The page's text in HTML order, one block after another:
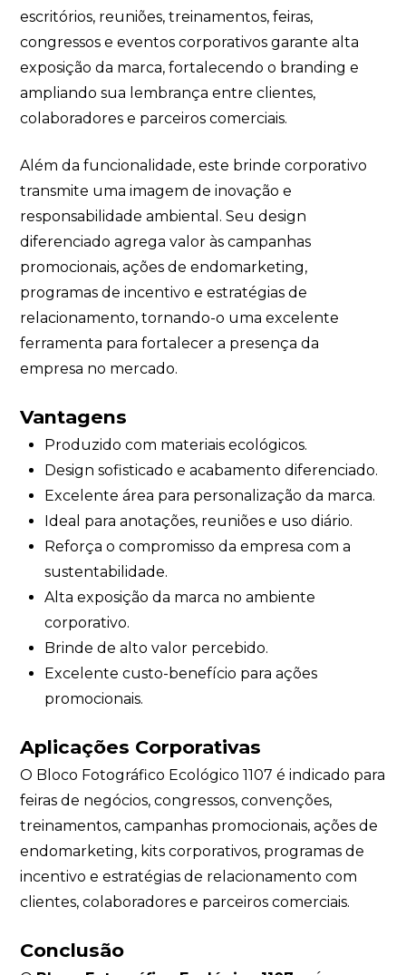
escritórios, reuniões, treinamentos, feiras,
congressos e eventos corporativos garante alta
exposição da marca, fortalecendo o branding e
ampliando sua lembrança entre clientes,
colaboradores e parceiros comerciais.
Além da funcionalidade, este brinde corporativo
transmite uma imagem de inovação e
responsabilidade ambiental. Seu design
diferenciado agrega valor às campanhas
promocionais, ações de endomarketing,
programas de incentivo e estratégias de
relacionamento, tornando-o uma excelente
ferramenta para fortalecer a presença da
empresa no mercado.
Vantagens
Produzido com materiais ecológicos.
Design sofisticado e acabamento diferenciado.
Excelente área para personalização da marca.
Ideal para anotações, reuniões e uso diário.
Reforça o compromisso da empresa com a
sustentabilidade.
Alta exposição da marca no ambiente
corporativo.
Brinde de alto valor percebido.
Excelente custo-benefício para ações
promocionais.
Aplicações Corporativas
O Bloco Fotográfico Ecológico 1107 é indicado para
feiras de negócios, congressos, convenções,
treinamentos, campanhas promocionais, ações de
endomarketing, kits corporativos, programas de
incentivo e estratégias de relacionamento com
clientes, colaboradores e parceiros comerciais.
Conclusão